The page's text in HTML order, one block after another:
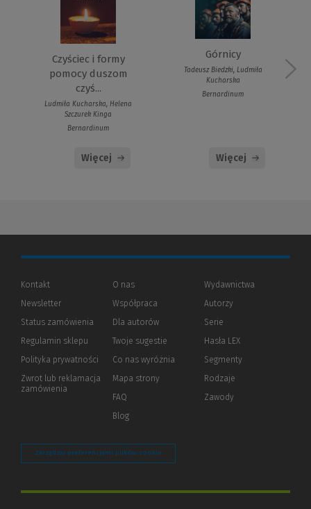
Czyściec i formy
pomocy duszom
czyś...
Ludmiła Kucharska, Helena
Szczurek Kinga
Bernardinum
Więcej
Górnicy
Tadeusz Biedzki, Ludmiła
Kucharska
Bernardinum
Więcej
Kontakt
Newsletter
Status zamówienia
Regulamin sklepu
Polityka prywatności (Nowe
(Link
innej
Zwrot lub reklamacja
zamówienia
O nas
Współpraca
Dla autorów(Nowe
(Link
innej
strony)
Twoje sugestie
Co nas wyróżnia
Mapa strony
FAQ
Blog
Wydawnictwa
Autorzy
Serie
Hasła LEX
Segmenty
Rodzaje
Zawody
Zarządzaj preferencjami plików cookie